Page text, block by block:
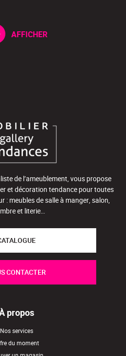
AFFICHER
de l’ameublement, vous propose
et décoration tendance pour toutes
: meubles de salle à manger, salon,
et literie…
CONTACTER
propos
Nos services
du moment